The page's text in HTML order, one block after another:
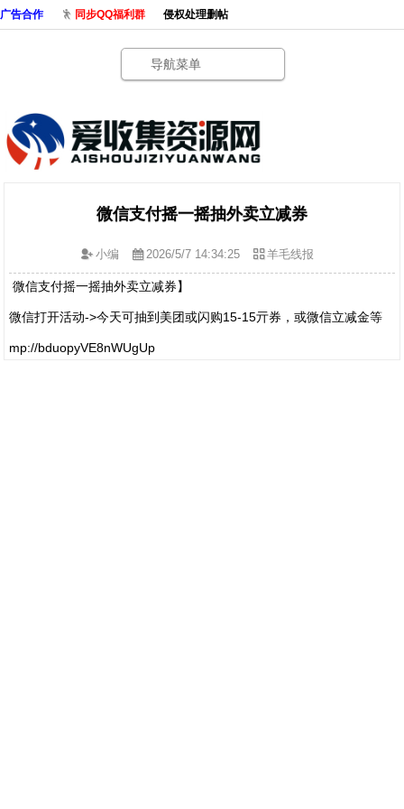
广告合作 同步QQ福利群 侵权处理删帖
导航菜单
微信支付摇一摇抽外卖立减券
小编 2026/5/7 14:34:25 羊毛线报
微信支付摇一摇抽外卖立减券】
微信打开活动->今天可抽到美团或闪购15-15亓券，或微信立减金等
mp://bduopyVE8nWUgUp